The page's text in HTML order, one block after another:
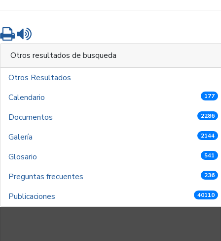
Imprimir
Otros resultados de busqueda
Otros Resultados
Calendario
177
Documentos 2286
Galería 2144
Glosario 541
Preguntas frecuentes 236
Publicaciones 40110